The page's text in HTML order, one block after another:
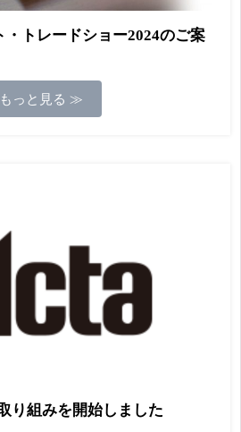
・トレードショー2024のご案
もっと見る ≫
り組みを開始しました